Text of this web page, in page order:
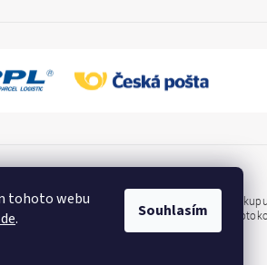
tohoto webu
. Souhlasím
https://